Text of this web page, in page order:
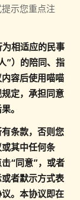
示您重点注
相适应的民事
”）的陪同、指
容后使用喵喵
定，承担同意
。
条款，否则您
其中任何条
“同意”，或者
者默示方式表
。本协议即在